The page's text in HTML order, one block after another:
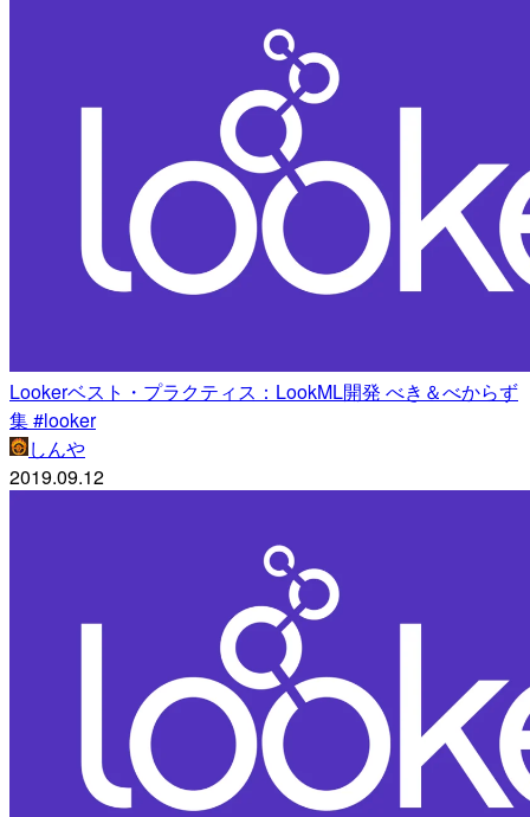
Lookerベスト・プラクティス：LookML開発 べき＆べからず
集 #looker
しんや
2019.09.12